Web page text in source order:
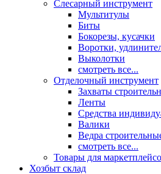
Слесарный инструмент
Мультитулы
Биты
Бокорезы, кусачки
Воротки,
Выколотки
смотреть все...
Отделочный инструмент
Захваты
Ленты
Средства
Валики
Ведра
смотреть все...
Товары для
Хозбыт склад